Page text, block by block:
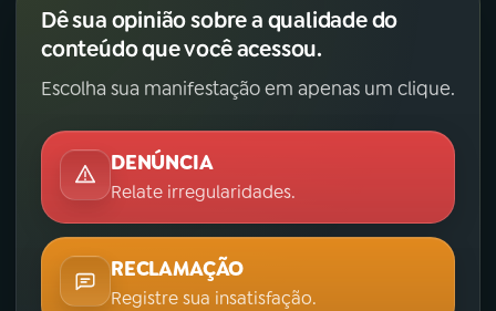
Dê sua opinião sobre a qualidade do
conteúdo que você acessou.
Escolha sua manifestação em apenas um clique.
DENÚNCIA
Relate irregularidades.
RECLAMAÇÃO
Registre sua insatisfação.